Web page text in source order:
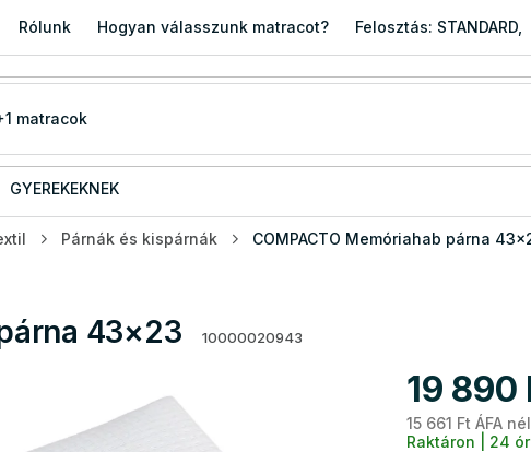
Rólunk Hogyan válasszunk matracot? Felosztás: STANDARD,
GYEREKEKNEK
Párnák és kispárnák COMPACTO Memóriahab párna
43×23 10000020943
19 890
15 661 Ft ÁFA
Raktáron | 24